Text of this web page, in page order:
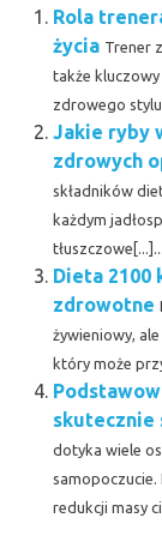
Rola
życia Trener
także
zdrowego
Jakie ryby
zdrowych
składników
każdym
tłuszczowe[...]...
Dieta 2100
zdrowotne
żywieniowy,
który może
skutecznie
dotyka wiele
redukcji masy